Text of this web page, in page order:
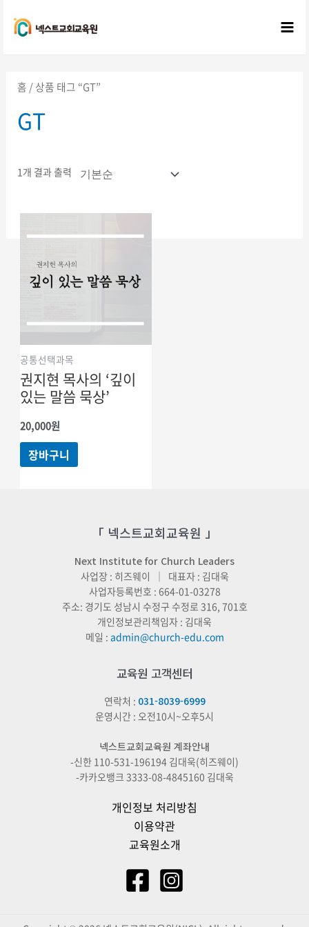
건너뛰기
홈 / 상품 태그 “GT”
GT
1개 결과 출력
공통선택과목
권지현 목사의 ‘깊이
있는 말씀 묵상’
20,000원
장바구니
「 넥스트교회교육원 」
Next Institute for Church Leaders
사업장 : 히즈웨이 ｜ 대표자 : 김대욱
사업자등록번호 : 664-01-03278
주소: 경기도 성남시 수정구 수정로 316, 701호
개인정보관리책임자 : 김대욱
메일 : admin@church-edu.com
교육원 고객센터
연락처 : 031-8039-6999
운영시간 : 오전10시~오후5시
넥스트교회교육원 계좌안내
-신한 110-531-196194 김대욱(히즈웨이)
-카카오뱅크 3333-08-4845160 김대욱
개인정보 처리방침
이용약관
교육원소개